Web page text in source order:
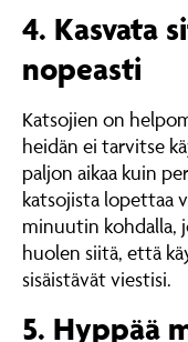
4. Kasvata
nopeasti
Katsojien on
heidän ei tarvitse
paljon aikaa kuin
katsojista lopettaa
minuutin kohdalla,
huolen siitä, että
sisäistävät viestisi.
5. Hyppää